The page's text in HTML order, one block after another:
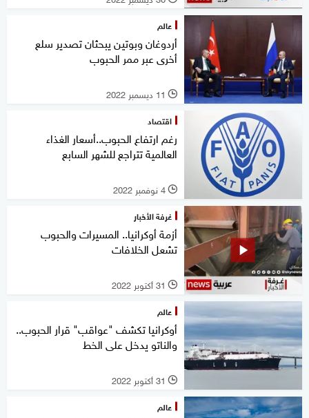
عالم
أردوغان وبوتين يبحثان تصدير سلع
أخرى عبر ممر الحبوب
l 11 ديسمبر 2022
اقتصاد
رغم ارتفاع الحبوب..أسعار الغذاء
العالمية تتراجع للشهر السابع
l 4 نوفمبر 2022
غرفة الأخبار
أزمة أوكرانيا.. المسيرات والحبوب
تشعل الخلافات
l 31 أكتوبر 2022
عالم
أوكرانيا تكشف "عواقب" قرار الحبوب..
والناتو يدخل على الخط
l 31 أكتوبر 2022
عالم